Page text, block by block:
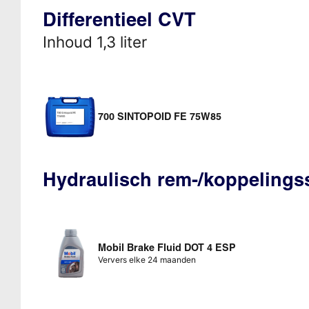
Differentieel CVT
Inhoud 1,3 liter
700 SINTOPOID FE 75W85
Hydraulisch rem-/
Mobil Brake Fluid DOT 4 ESP
Ververs elke 24 maanden